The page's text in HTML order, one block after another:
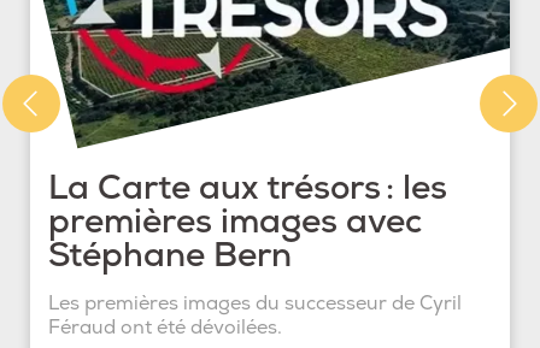
La Carte aux trésors : les
premières images avec
Stéphane Bern
Les premières images du successeur de Cyril
Féraud ont été dévoilées.